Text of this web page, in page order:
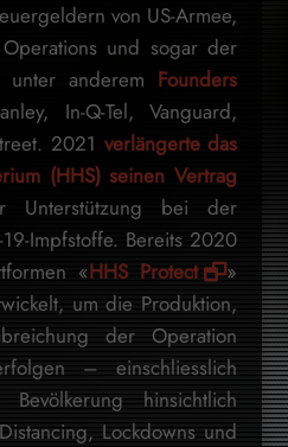
von US-Armee,
und sogar der
unter anderem Founders
In-Q-Tel, Vanguard,
2021 verlängerte das
(HHS) seinen Vertrag
bei der
Impfstoffe. Bereits 2020
«HHS Protect
»
um die Produktion,
der Operation
– einschliesslich
hinsichtlich
Lockdowns und